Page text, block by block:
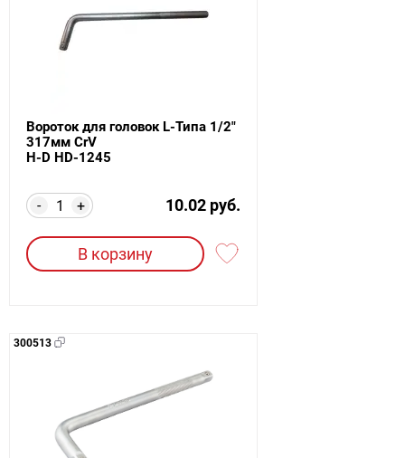
Вороток для головок L-Типа 1/2"
317мм CrV
H-D HD-1245
+
- 10.02 руб.
В корзину
300513